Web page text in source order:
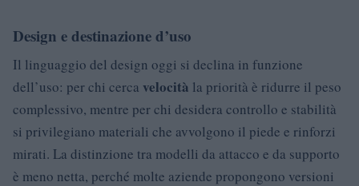
Design e destinazione d’uso
Il linguaggio del design oggi si declina in funzione
dell’uso: per chi cerca velocità la priorità è ridurre il peso
complessivo, mentre per chi desidera controllo e stabilità
si privilegiano materiali che avvolgono il piede e rinforzi
mirati. La distinzione tra modelli da attacco e da supporto
è meno netta, perché molte aziende propongono versioni